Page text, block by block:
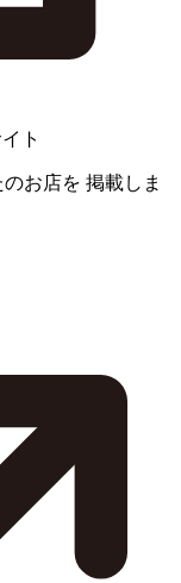
ト
のお店を 掲載しま